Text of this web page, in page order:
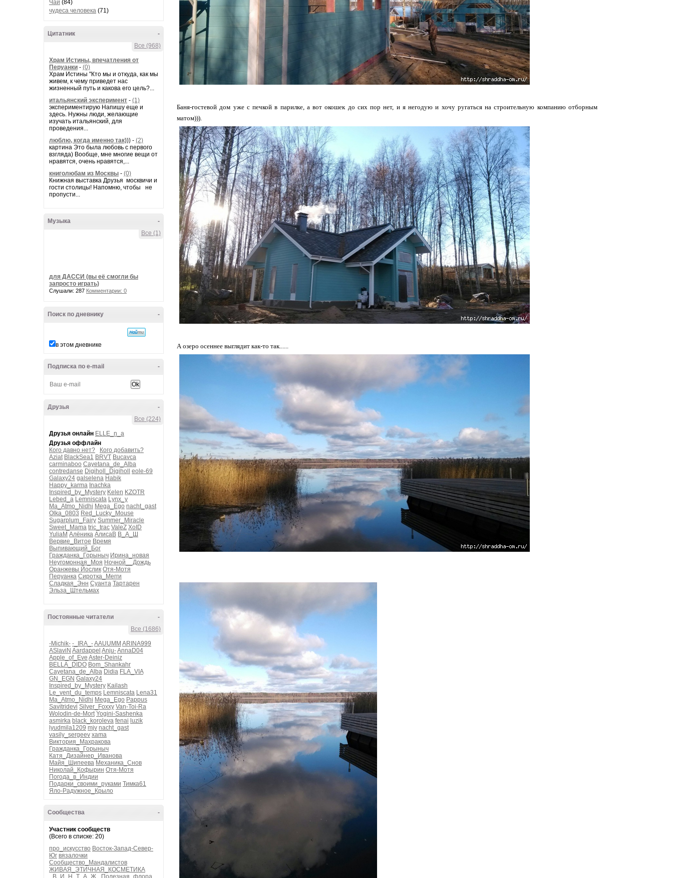
Чай (84)
чудеса человека (71)
-
Цитатник
Все (968)
Храм Истины, впечатления от
Перуанки - (0)
Храм Истины "Кто мы и откуда, как мы
живем, к чему приведет нас
жизненный путь и какова его цель?...
итальянский эксперимент - (1)
экспериментирую Напишу еще и
здесь. Нужны люди, желающие
изучать итальянский, для
проведения...
люблю, когда именно так))) - (2)
картина Это была любовь с первого
взгляда) Вообще, мне многие вещи от
нравятся, очень нравятся,...
книголюбам из Москвы - (0)
Книжная выставка Друзья москвичи и
гости столицы! Напомню, чтобы не
пропусти...
-
Музыка
Все (1)
для ДАССИ (вы её смогли бы
запросто играть)
Слушали: 287 Комментарии: 0
-
Поиск по дневнику
в этом дневнике
-
Подписка по e-mail
-
Друзья
Все (224)
Друзья онлайн ELLE_n_a
Друзья оффлайн
Кого давно нет?
Кого добавить?
Aziat BlackSea1 BRVT Bucavca
carminaboo Cayetana_de_Alba
contredanse Digiholl_Digiholl
eole-69
Galaxy24 galselena Habik
Happy_karma Inachka
Inspired_by_Mystery Kelen KZOTR
Lebed_a Lemniscata Lynx_y
Ma_Atmo_Nidhi Mega_Ego nacht_gast
Olka_0803 Red_Lucky_Mouse
Sugarplum_Fairy Summer_Miracle
Sweet_Mama tric_trac ValeZ XoID
YuliaM Алёника АлисаВ В_А_Ш
Вервие_Витое Время
Выпивающий_Бог
Гражданка_Горыныч Ирина_новая
Неугомонная_Моя Ночной__Дождь
Оранжевы Йослик Отя-Мотя
Перуанка Сиротка_Мегги
Сладкая_Энн Суанта Тартарен
Эльза_Штельмах
-
Постоянные читатели
Все (1686)
-Michik- -_IRA_-AAUUMM ARINA999
ASlaviN Aardappel Anju-AnnaD04
Apple_of_Eve Aster-Deiniz
BELLA_DIDO Bom_Shankahr
Cayetana_de_Alba Didia FLA_VIA
GN_EGN Galaxy24
Inspired_by_Mystery Kailash
Le_vent_du_temps Lemniscata Lena31
Ma_Atmo_Nidhi Mega_Ego Pappus
Savitridevi Silver_Foxxy Van-Toi-Ra
Wolodin-de-Mort Yogini-Sashenka
asmirka black_koroleva fenai luzik
lyudmila1209 mjv nacht_gast
vasily_sergeev xama
Виктория_Махракова
Гражданка_Горыныч
Катя_Дизайнер_Иванова
Майя_Шипеева Механика_Снов
Николай_Кофырин Отя-Мотя
Погода_в_Индии
Подарки_своими_руками Тимка61
Яло-Радужное_Крыло
-
Сообщества
Участник сообществ
(Всего в списке: 20)
про_искусство Восток-Запад-Север-
Юг вязалочки
Сообщество_Мандалистов
ЖИВАЯ_ЭТИЧНАЯ_КОСМЕТИКА
_В_И_Н_Т_А_Ж_
Полезная_флора
Баня-гостевой дом уже с печкой в парилке, а вот окошек до сих пор нет, и я негодую и хочу ругаться на строительную компанию отборным
матом))).
А озеро осеннее выглядит как-то так......